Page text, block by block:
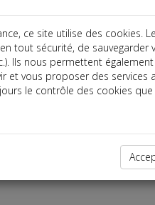
ce site utilise des cookies.
tout sécurité, de sauvegarder
Ils nous permettent
et vous proposer des services
le contrôle des cookies